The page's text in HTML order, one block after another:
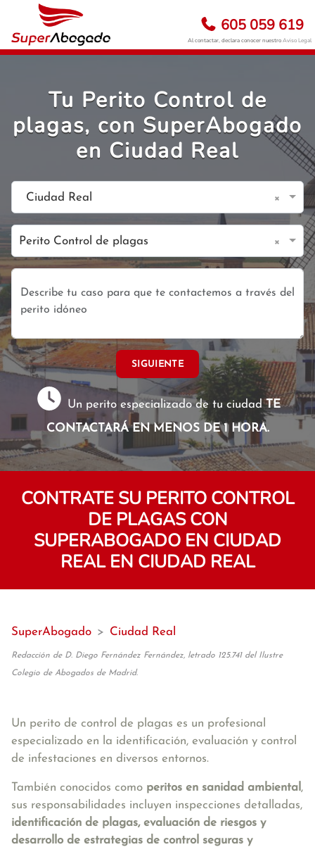
605 059 619
Al contactar, declara conocer nuestroAviso Legal
Tu Perito Control de
plagas, con SuperAbogado
en Ciudad Real
Ciudad Real ×
Perito Control de plagas ×
SIGUIENTE
Un perito especializado de tu ciudadTE
CONTACTARÁ EN MENOS DE 1 HORA.
CONTRATE SU PERITO CONTROL
DE PLAGAS CON
SUPERABOGADO EN CIUDAD
REAL EN CIUDAD REAL
SuperAbogado > Ciudad Real
Redacción de D. Diego Fernández Fernández, letrado 125.741 del Ilustre
Colegio de Abogados de Madrid.
Un perito de control de plagas es un profesional
especializado en la identificación, evaluación y control
de infestaciones en diversos entornos.
También conocidos como peritos en sanidad ambiental ,
sus responsabilidades incluyen inspecciones detalladas,
identificación de plagas, evaluación de riesgos y
desarrollo de estrategias de control seguras y